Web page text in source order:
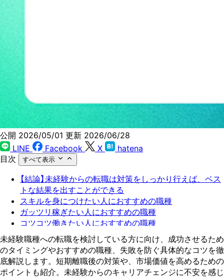
公開 2026/05/01 更新 2026/06/28
LINE
Facebook X
hatena
目次
すべて表示
【結論】未経験からの転職は対策をしっかり行えば、ベス
トな結果を出すことができる
スキルを身につけたい人におすすめの職種
ガッツリ稼ぎたい人におすすめの職種
コツコツ働きたい人におすすめの職種
人と接するのが好きな人におすすめの職種
短期離職して、未経験転職する場合に気を付けるべきこ
と
【ここは押さえたい】未経験転職で失敗しないためのコツ
未経験職種への転職を検討している方に向け、成功させるため
のタイミングやおすすめの職種、失敗を防ぐ具体的なコツを徹
底解説します。短期離職後の対策や、市場価値を高めるための
ポイントも紹介。未経験からのキャリアチェンジに不安を感じ